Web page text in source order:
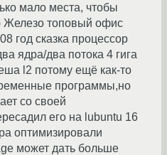
мало места, чтобы
Железо топовый офис
год сказка процессор
ядра/два потока 4 гига
l2 потому ещё как-то
программы,но
со своей
его на lubuntu 16
оптимизировали
может дать больше